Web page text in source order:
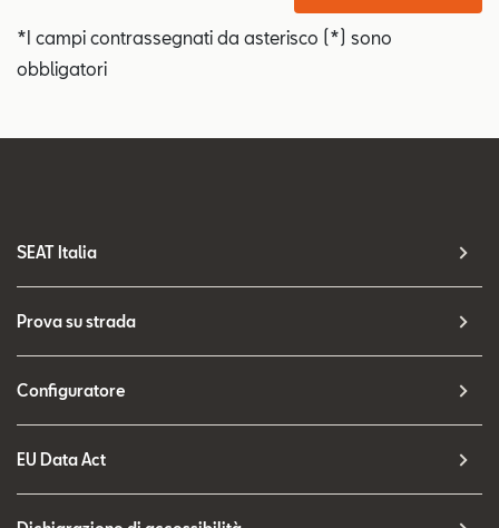
*I campi contrassegnati da asterisco (*) sono
obbligatori
SEAT Italia
Prova su strada
Configuratore
EU Data Act